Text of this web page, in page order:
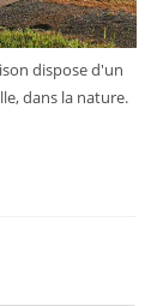
dispose d'un
dans la nature.